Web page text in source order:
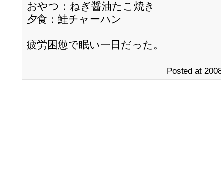
おやつ：ねぎ醤油たこ焼き
夕食：鮭チャーハン
疲労困憊で眠い一日だった。
Posted at